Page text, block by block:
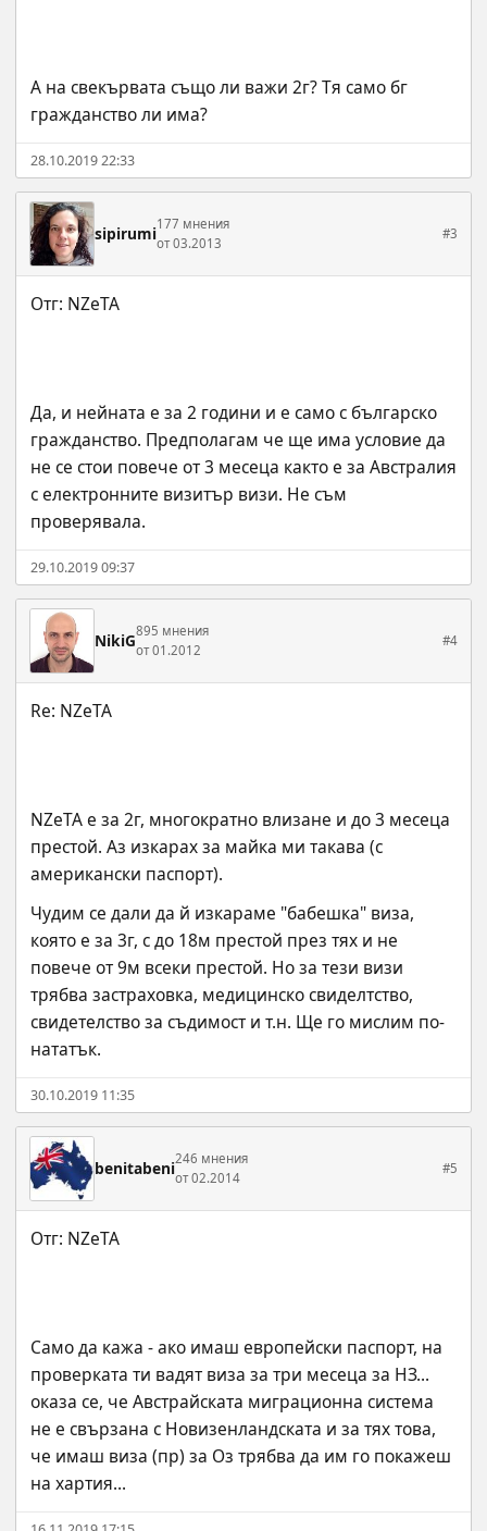
А на свекървата също ли важи 2г? Тя само бг
гражданство ли има?
28.10.2019 22:33
sipirumi177 мнения
от 03.2013
#3
Да, и нейната е за 2 години и е само с българско
гражданство. Предполагам че ще има условие да
не се стои повече от 3 месеца както е за Австралия
с електронните визитър визи. Не съм
проверявала.
29.10.2019 09:37
NikiG895 мнения
от 01.2012
#4
NZeTA е за 2г, многократно влизане и до 3 месеца
престой. Аз изкарах за майка ми такава (с
американски паспорт).
Чудим се дали да й изкараме "бабешка" виза,
която е за 3г, с до 18м престой през тях и не
повече от 9м всеки престой. Но за тези визи
трябва застраховка, медицинско свиделтство,
свидетелство за съдимост и т.н. Ще го мислим по-
нататък.
30.10.2019 11:35
benitabeni246 мнения
от 02.2014
#5
Само да кажа - ако имаш европейски паспорт, на
проверката ти вадят виза за три месеца за НЗ...
оказа се, че Австрайската миграционна система
не е свързана с Новизенландската и за тях това,
че имаш виза (пр) за Оз трябва да им го покажеш
на хартия...